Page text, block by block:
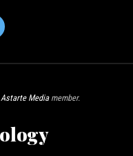
Astarte Mediamember.